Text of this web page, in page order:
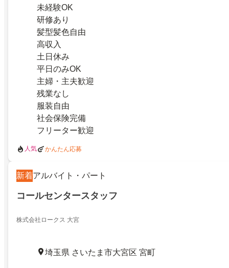
未経験OK
研修あり
髪型髪色自由
高収入
土日休み
平日のみOK
主婦・主夫歓迎
残業なし
服装自由
社会保険完備
フリーター歓迎
人気 かんたん応募
新着アルバイト・パート
コールセンタースタッフ
株式会社ロークス 大宮
埼玉県 さいたま市大宮区 宮町